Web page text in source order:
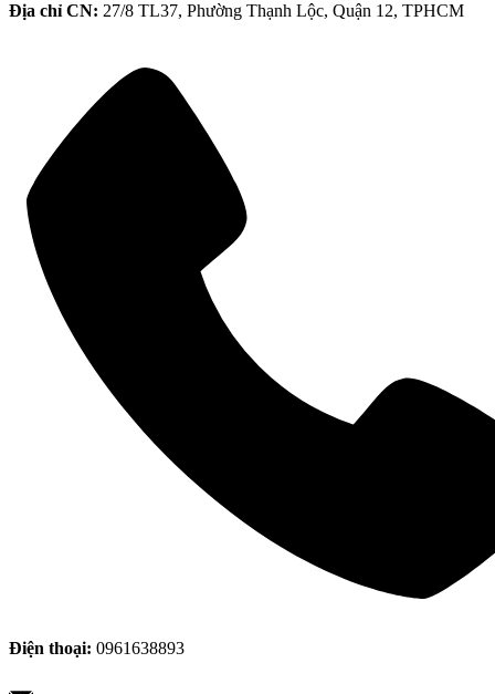
Địa chỉ CN: 27/8 TL37, Phường Thạnh Lộc, Quận 12, TPHCM
Điện thoại: 0961638893